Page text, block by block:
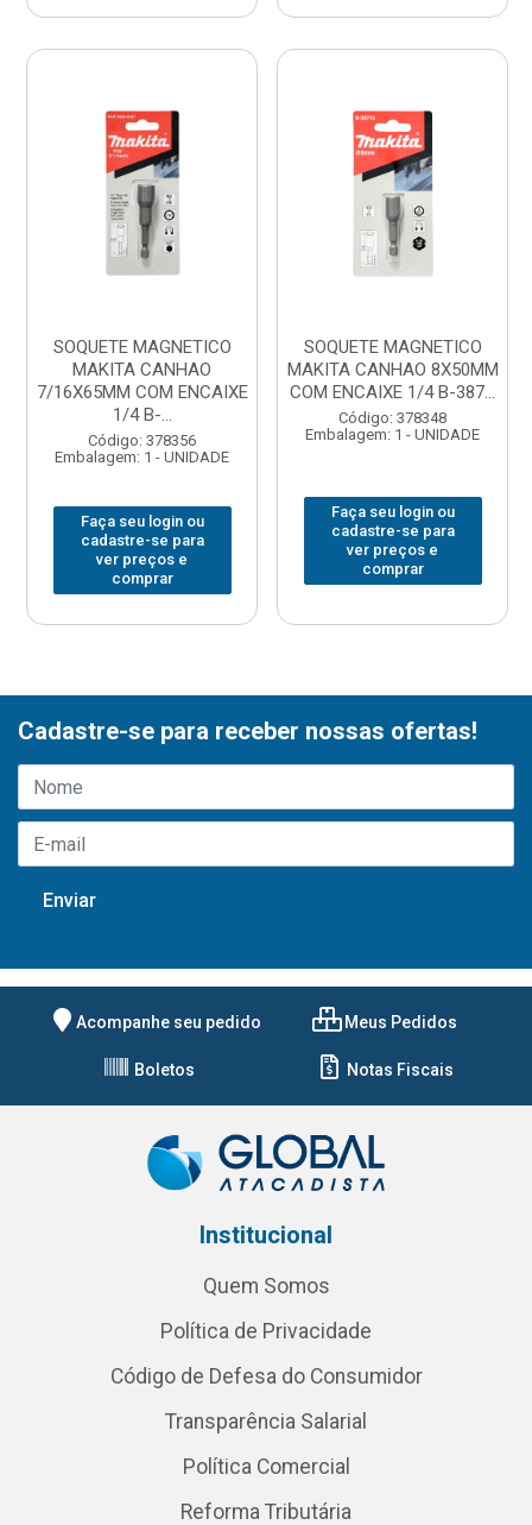
SOQUETE MAGNETICO
MAKITA CANHAO
7/16X65MM COM ENCAIXE
1/4 B-...
Código: 378356
Embalagem: 1 - UNIDADE
Faça seu login ou
cadastre-se para
ver preços e
comprar
SOQUETE MAGNETICO
MAKITA CANHAO 8X50MM
COM ENCAIXE 1/4 B-387...
Código: 378348
Embalagem: 1 - UNIDADE
Faça seu login ou
cadastre-se para
ver preços e
comprar
Cadastre-se para receber nossas ofertas!
Acompanhe seu pedido Meus Pedidos
Boletos Notas Fiscais
Institucional
Quem Somos
Política de Privacidade
Código de Defesa do Consumidor
Transparência Salarial
Política Comercial
Reforma Tributária